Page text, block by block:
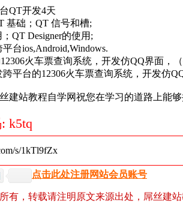
QT开发4天
基础；QT 信号和槽;
QT Designer的使用;
台ios,Android,Windows.
火车票查询系统，开发仿QQ界面，
平台的12306火车票查询系统，开发仿
建站教程自学网祝您在学习的道路上能
k5tq
s/1kTl9fZx
点击此处注册网站会员账号
有，转载请注明原文来源出处，屌丝建